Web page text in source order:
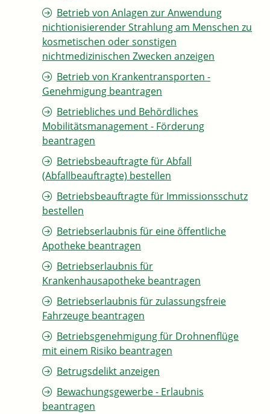
Betrieb von Anlagen zur Anwendung
nichtionisierender Strahlung am Menschen zu
kosmetischen oder sonstigen
nichtmedizinischen Zwecken anzeigen
Betrieb von Krankentransporten -
Genehmigung beantragen
Betriebliches und Behördliches
Mobilitätsmanagement - Förderung
beantragen
Betriebsbeauftragte für Abfall
(Abfallbeauftragte) bestellen
Betriebsbeauftragte für Immissionsschutz
bestellen
Betriebserlaubnis für eine öffentliche
Apotheke beantragen
Betriebserlaubnis für
Krankenhausapotheke beantragen
Betriebserlaubnis für zulassungsfreie
Fahrzeuge beantragen
Betriebsgenehmigung für Drohnenflüge
mit einem Risiko beantragen
Betrugsdelikt anzeigen
Bewachungsgewerbe - Erlaubnis
beantragen